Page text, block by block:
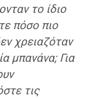
το ίδιο
πόσο πιο
χρειαζόταν
μπανάνα; Για
τις